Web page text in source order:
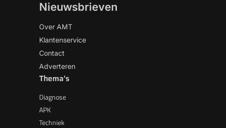
Nieuwsbrieven
Over AMT
Klantenservice
Contact
Adverteren
Thema's
Diagnose
APK
Techniek